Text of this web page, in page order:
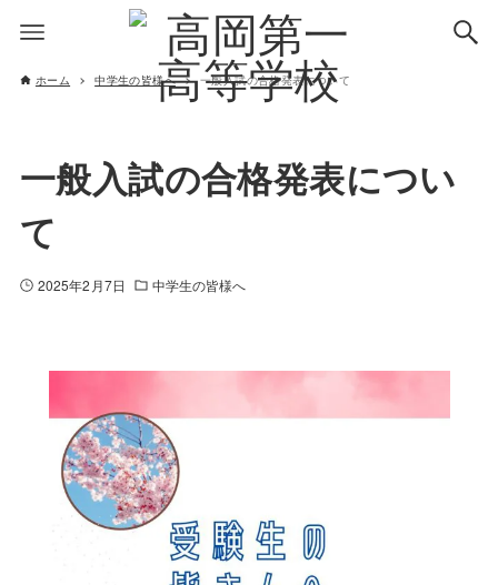
ホーム 中学生の皆様へ 一般入試の合格発表について
一般入試の合格発表につい
て
2025年2月7日 中学生の皆様へ